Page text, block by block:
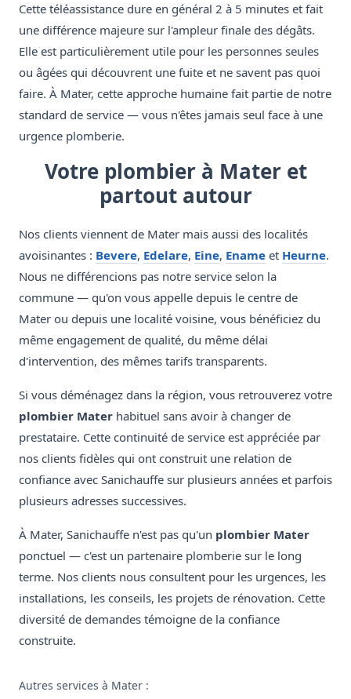
Cette téléassistance dure en général 2 à 5 minutes et fait
une différence majeure sur l'ampleur finale des dégâts.
Elle est particulièrement utile pour les personnes seules
ou âgées qui découvrent une fuite et ne savent pas quoi
faire. À Mater, cette approche humaine fait partie de notre
standard de service — vous n'êtes jamais seul face à une
urgence plomberie.
Votre plombier à Mater et
partout autour
Nos clients viennent de Mater mais aussi des localités
avoisinantes : Bevere, Edelare, Eine, Ename et Heurne.
Nous ne différencions pas notre service selon la
commune — qu'on vous appelle depuis le centre de
Mater ou depuis une localité voisine, vous bénéficiez du
même engagement de qualité, du même délai
d'intervention, des mêmes tarifs transparents.
Si vous déménagez dans la région, vous retrouverez votre
plombier Mater habituel sans avoir à changer de
prestataire. Cette continuité de service est appréciée par
nos clients fidèles qui ont construit une relation de
confiance avec Sanichauffe sur plusieurs années et parfois
plusieurs adresses successives.
À Mater, Sanichauffe n'est pas qu'un plombier Mater
ponctuel — c'est un partenaire plomberie sur le long
terme. Nos clients nous consultent pour les urgences, les
installations, les conseils, les projets de rénovation. Cette
diversité de demandes témoigne de la confiance
construite.
Autres services à Mater :